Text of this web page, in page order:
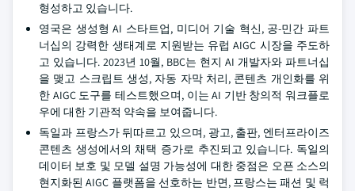
형성하고 있습니다.
영국은 생성형 AI 스타트업, 미디어 기술 혁신, 공-민간 파트
너십의 강력한 생태계로 지원받는 유럽 AIGC 시장을 주도하
고 있습니다. 2023년 10월, BBC는 현지 AI 개발자와 파트너십
을 맺고 스크립트 생성, 자동 자막 처리, 콘텐츠 개인화를 위
한 AIGC 도구를 테스트했으며, 이는 AI 기반 창의적 워크플로
우에 대한 기관적 약속을 보여줍니다.
독일과 프랑스가 뒤따르고 있으며, 광고, 출판, 엔터프라이즈
콘텐츠 생성에서의 채택 증가로 추진되고 있습니다. 독일의
데이터 보호 및 모델 설명 가능성에 대한 중점은 오픈 소스의
현지화된 AIGC 플랫폼을 선호하는 반면, 프랑스는 패션 및 럭